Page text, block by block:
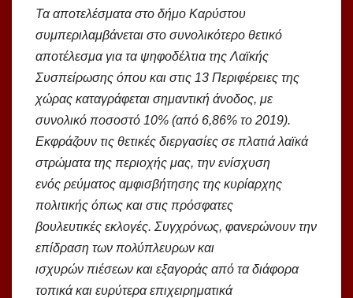
Τα αποτελέσματα στο δήμο Καρύστου
συμπεριλαμβάνεται στο συνολικότερο θετικό
αποτέλεσμα για τα ψηφοδέλτια της Λαϊκής
Συσπείρωσης όπου και στις 13 Περιφέρειες της
χώρας καταγράφεται σημαντική άνοδος, με
συνολικό ποσοστό 10% (από 6,86% το 2019).
Εκφράζουν τις θετικές διεργασίες σε πλατιά λαϊκά
στρώματα της περιοχής μας, την ενίσχυση
ενός ρεύματος αμφισβήτησης της κυρίαρχης
πολιτικής όπως και στις πρόσφατες
βουλευτικές εκλογές. Συγχρόνως, φανερώνουν την
επίδραση των πολύπλευρων και
ισχυρών πιέσεων και εξαγοράς από τα διάφορα
τοπικά και ευρύτερα επιχειρηματικά